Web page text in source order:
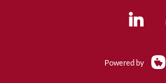
Powered by